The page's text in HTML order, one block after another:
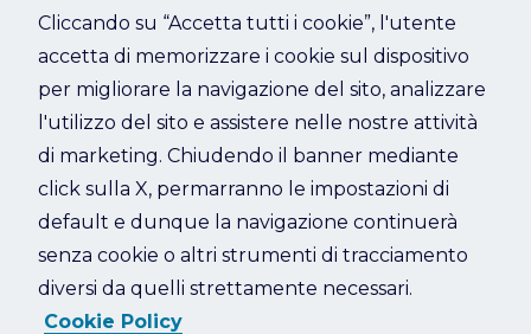
Refresh
Cliccando su “Accetta tutti i cookie”, l'utente
accetta di memorizzare i cookie sul dispositivo
per migliorare la navigazione del sito, analizzare
l'utilizzo del sito e assistere nelle nostre attività
di marketing. Chiudendo il banner mediante
click sulla X, permarranno le impostazioni di
default e dunque la navigazione continuerà
senza cookie o altri strumenti di tracciamento
diversi da quelli strettamente necessari.
Cookie Policy